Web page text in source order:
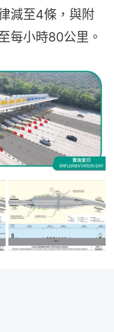
減至4條，與附
每小時80公里。